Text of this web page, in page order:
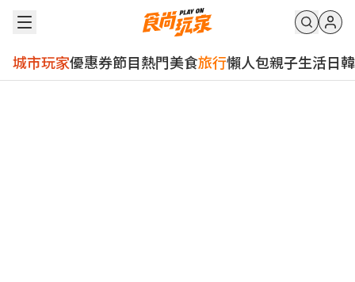
城市玩家優惠券節目熱門美食旅行懶人包親子生活日韓